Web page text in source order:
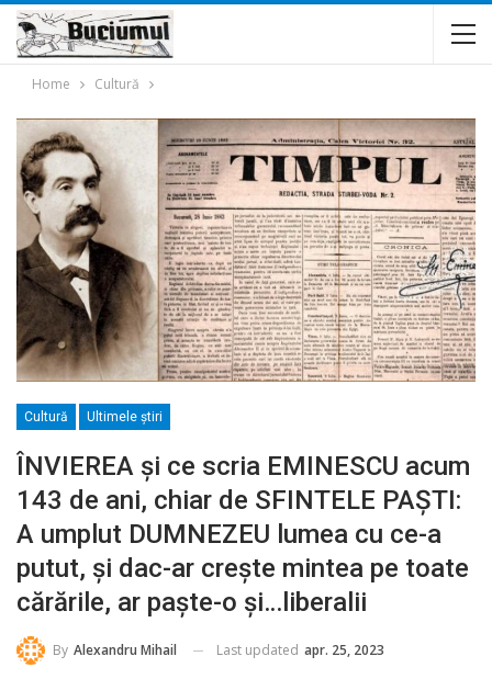
Home Cultură
Cultură Ultimele ştiri
ÎNVIEREA și ce scria EMINESCU acum
143 de ani, chiar de SFINTELE PAȘTI:
A umplut DUMNEZEU lumea cu ce-a
putut, și dac-ar crește mintea pe toate
cărările, ar paște-o și…liberalii
By Alexandru Mihail Last updated apr. 25, 2023